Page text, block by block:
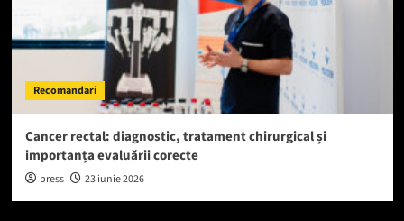
Recomandari
Cancer rectal: diagnostic, tratament chirurgical și
importanța evaluării corecte
press 23 iunie 2026